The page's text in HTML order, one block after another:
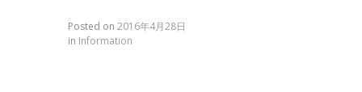
Posted on 2016年4月28日
in Information